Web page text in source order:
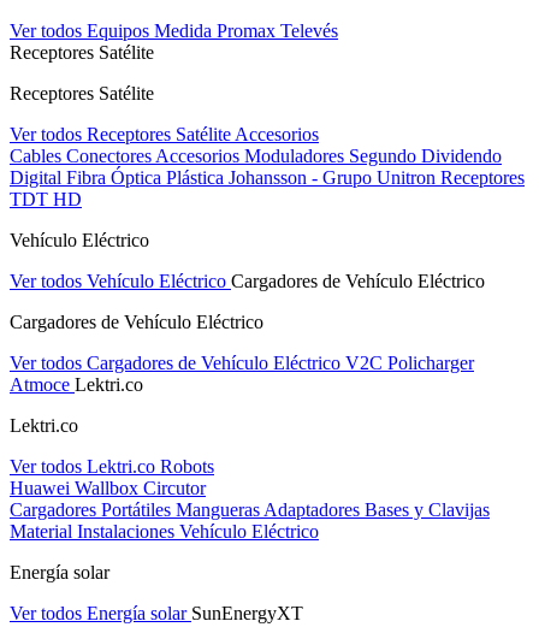
Ver todos Equipos Medida Promax Televés
Receptores Satélite
Receptores Satélite
Ver todos Receptores Satélite Accesorios
Cables Conectores Accesorios Moduladores Segundo Dividendo
Digital Fibra Óptica Plástica Johansson - Grupo Unitron Receptores
TDT HD
Vehículo Eléctrico
Ver todos Vehículo Eléctrico Cargadores de Vehículo Eléctrico
Cargadores de Vehículo Eléctrico
Ver todos Cargadores de Vehículo Eléctrico V2C Policharger
Atmoce Lektri.co
Lektri.co
Ver todos Lektri.co Robots
Huawei Wallbox Circutor
Cargadores Portátiles Mangueras Adaptadores Bases y Clavijas
Material Instalaciones Vehículo Eléctrico
Energía solar
Ver todos Energía solar SunEnergyXT